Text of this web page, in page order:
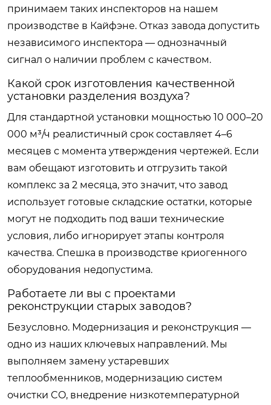
принимаем таких инспекторов на нашем
производстве в Кайфэне. Отказ завода допустить
независимого инспектора — однозначный
сигнал о наличии проблем с качеством.
Какой срок изготовления качественной
установки разделения воздуха?
Для стандартной установки мощностью 10 000–20
000 м³/ч реалистичный срок составляет 4–6
месяцев с момента утверждения чертежей. Если
вам обещают изготовить и отгрузить такой
комплекс за 2 месяца, это значит, что завод
использует готовые складские остатки, которые
могут не подходить под ваши технические
условия, либо игнорирует этапы контроля
качества. Спешка в производстве криогенного
оборудования недопустима.
Работаете ли вы с проектами
реконструкции старых заводов?
Безусловно. Модернизация и реконструкция —
одно из наших ключевых направлений. Мы
выполняем замену устаревших
теплообменников, модернизацию систем
очистки CO, внедрение низкотемпературной